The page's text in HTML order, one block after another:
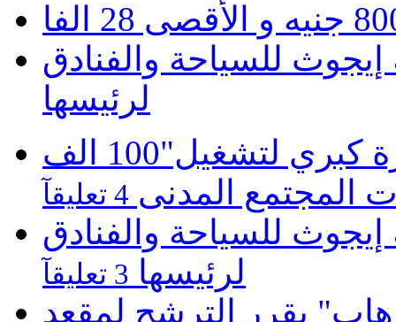
للسياحة والفنادق
لرئيسها
موبينيل تطلق مبادرة كبري لتشغيل"100 الف
المجتمع المدنى 4 تعليقآ
للسياحة والفنادق
لرئيسها 3 تعليقآ
يقرر الترشح لمقعد